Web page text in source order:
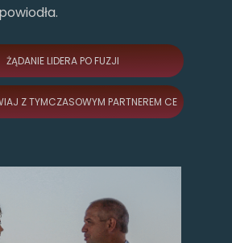
ŻĄDANIE LIDERA PO FUZJI
Z TYMCZASOWYM PARTNEREM CE